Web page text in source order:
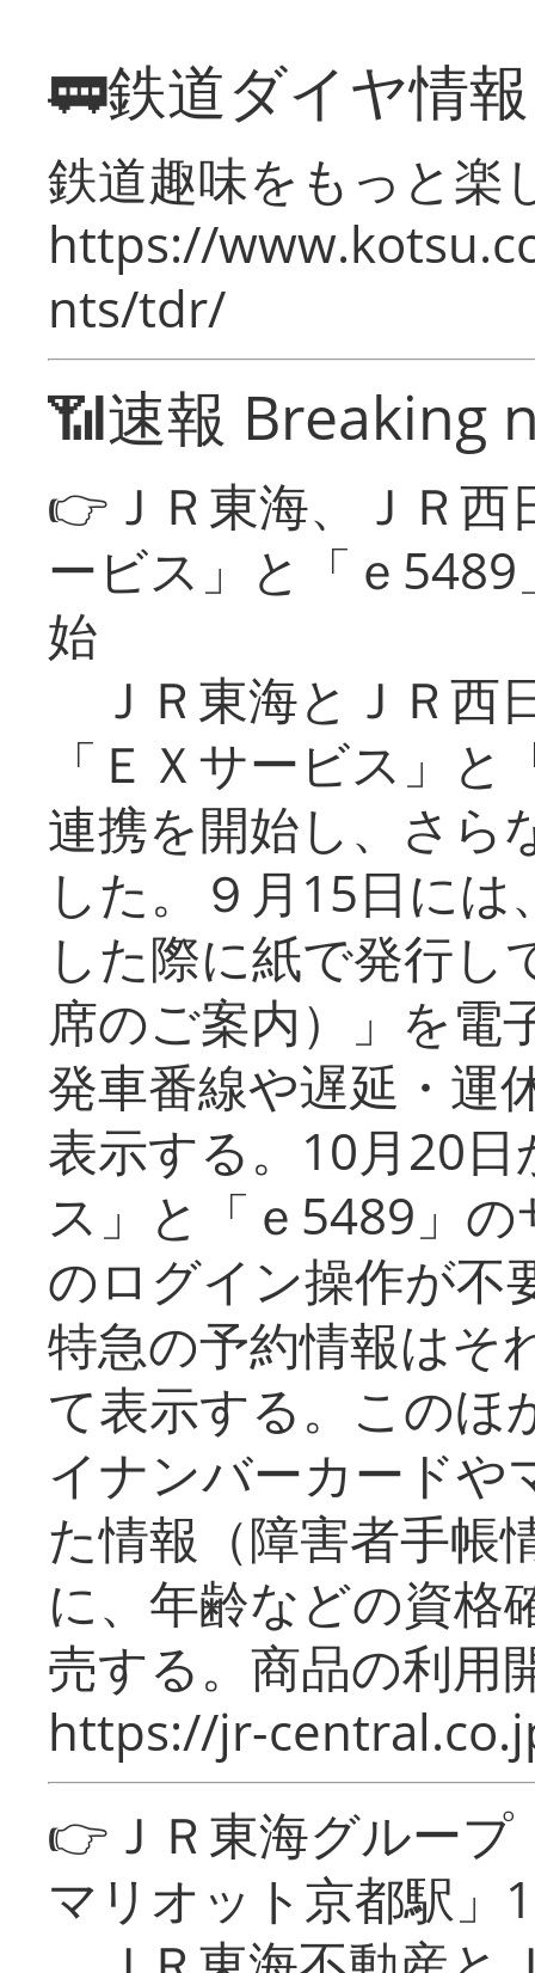
🚃鉄道ダイヤ情
鉄道趣味をもっと楽
https://
nts/tdr/
📶速報 Breaking
👉ＪＲ東海、ＪＲ
ービス」と「ｅ
始
ＪＲ東海とＪＲ西
「ＥＸサービス」
連携を開始し、さら
した。９月15日に
した際に紙で発行し
席のご案内）」を電
発車番線や遅延・運
表示する。10月20
ス」と「ｅ5489」
のログイン操作が不
特急の予約情報はそ
て表示する。このほ
イナンバーカードや
た情報（障害者手帳
に、年齢などの資格
売する。商品の利用
https://jr-
👉ＪＲ東海グルー
マリオット京都駅」